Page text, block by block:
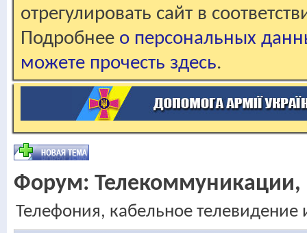
отрегулировать сайт в
Подробнее о персональных
можете прочесть здесь.
Форум: Телекоммуникации,
Телефония, кабельное телевидение